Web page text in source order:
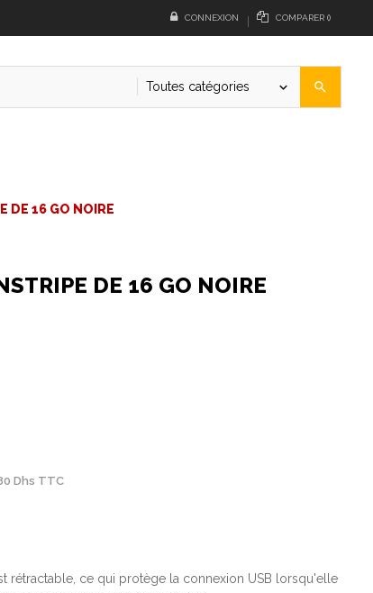
CONNEXION COMPARER ()
Toutes catégories keyboard_arrow_down search
DE 16 GO NOIRE
DE 16 GO NOIRE
Dhs TTC
rétractable, ce qui protège la connexion USB lorsqu'elle